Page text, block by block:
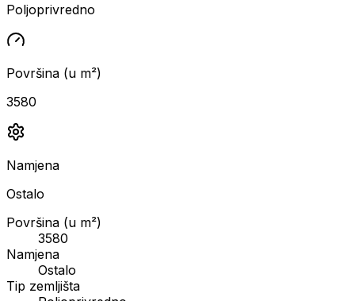
Poljoprivredno
Površina (u m²)
3580
Namjena
Ostalo
Površina (u m²)
3580
Namjena
Ostalo
Tip zemljišta